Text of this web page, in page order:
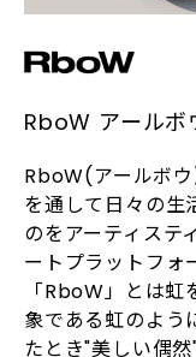
RboW アールボ
RboW(アールボ
を通して日々の生
のをアーティステ
ートプラットフォ
「RboW」とは
象である虹のよう
たとき"美しい偶